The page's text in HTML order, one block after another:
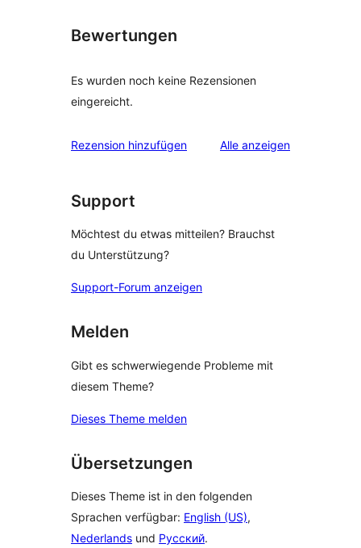
Bewertungen
Es wurden noch keine Rezensionen
eingereicht.
Rezension hinzufügen Alle Rezensionen
anzeigen
Support
Möchtest du etwas mitteilen? Brauchst
du Unterstützung?
Support-Forum anzeigen
Melden
Gibt es schwerwiegende Probleme mit
diesem Theme?
Dieses Theme melden
Übersetzungen
Dieses Theme ist in den folgenden
Sprachen verfügbar: English (US),
Nederlands und Русский.